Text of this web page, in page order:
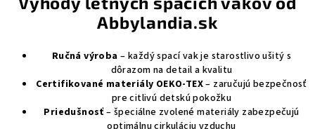
Abbylandia.sk
Ručná výroba – každý spací vak je starostlivo ušitý s
dôrazom na detail a kvalitu
Certifikované materiály OEKO-TEX– zaručujú bezpečnosť
pre citlivú detskú pokožku
Priedušnosť – špeciálne zvolené materiály zabezpečujú
optimálnu cirkuláciu vzduchu